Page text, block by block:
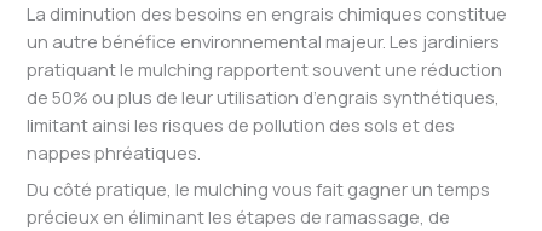
La diminution des besoins en engrais chimiques constitue
un autre bénéfice environnemental majeur. Les jardiniers
pratiquant le mulching rapportent souvent une réduction
de 50% ou plus de leur utilisation d’engrais synthétiques,
limitant ainsi les risques de pollution des sols et des
nappes phréatiques.
Du côté pratique, le mulching vous fait gagner un temps
précieux en éliminant les étapes de ramassage, de